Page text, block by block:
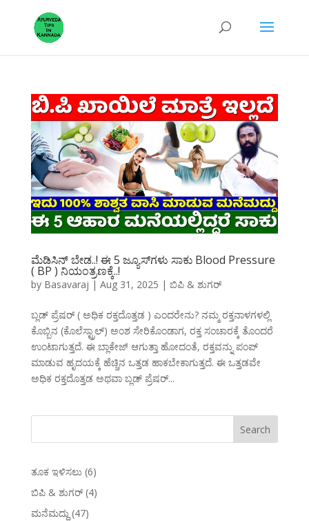
ಮೆಡಿಸಿನ್ ಬೇಡ..! ಈ 5 ಜ್ಯೂಸ್‌ಗಳು ಸಾಕು Blood Pressure
( BP ) ನಿಯಂತ್ರಣಕ್ಕೆ..!
by Basavaraj | Aug 31, 2025 | ಬಿಪಿ & ಶುಗರ್
ಬ್ಲಡ್ ಪ್ರೆಷರ್ ( ಅಧಿಕ ರಕ್ತದೊತ್ತಡ ) ಎಂದರೇನು? ನಮ್ಮ ರಕ್ತನಾಳಗಳಲ್ಲಿ
ಕೊಬ್ಬಿನ (ಕೊಲೆಸ್ಟ್ರಾಲ್) ಅಂಶ ಸೇರಿಕೊಂಡಾಗ, ರಕ್ತ ಸಂಚಾರಕ್ಕೆ ತೊಂದರೆ
ಉಂಟಾಗುತ್ತದೆ. ಈ ಬ್ಲಾಕೇಜ್ ಆಗುತ್ತಾ ಹೋದಂತೆ, ರಕ್ತವನ್ನು ಪಂಪ್
ಮಾಡುವ ಹೃದಯಕ್ಕೆ ಹೆಚ್ಚಿನ ಒತ್ತಡ ಹಾಕಬೇಕಾಗುತ್ತದೆ. ಈ ಒತ್ತಡವೇ
ಅಧಿಕ ರಕ್ತದೊತ್ತಡ ಅಥವಾ ಬ್ಲಡ್ ಪ್ರೆಷರ್...
ತೂಕ ಇಳಿಸಲು (6)
ಬಿಪಿ & ಶುಗರ್(4)
ಮನೆಮದ್ದು (47)